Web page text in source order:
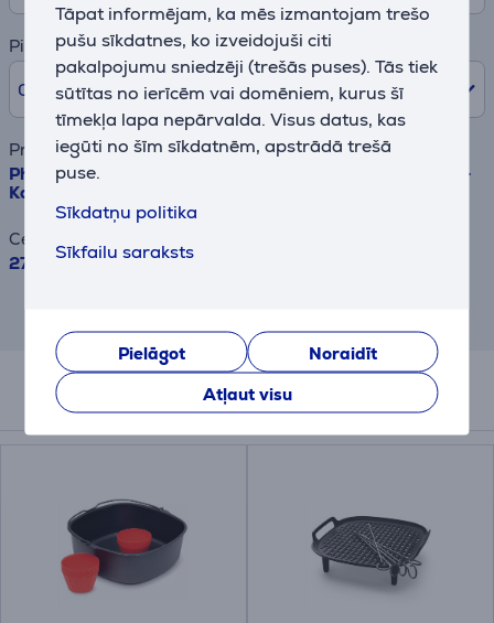
Tāpat informējam, ka mēs izmantojam trešo
pušu sīkdatnes, ko izveidojuši citi
pakalpojumu sniedzēji (trešās puses). Tās tiek
sūtītas no ierīcēm vai domēniem, kurus šī
tīmekļa lapa nepārvalda. Visus datus, kas
iegūti no šīm sīkdatnēm, apstrādā trešā
puse.
Sīkdatņu politika
Sīkfailu saraksts
Pielāgot
Noraidīt
Atļaut visu
Pirmā iemaksa
0% /0,00 €
Preces nosaukums
Philips Airfryer 5000 Dual Basket, 9 L, 2750 W, melna -
Karstā gaisa friteris
Cena
279.99 €
Papildus aksesuāri